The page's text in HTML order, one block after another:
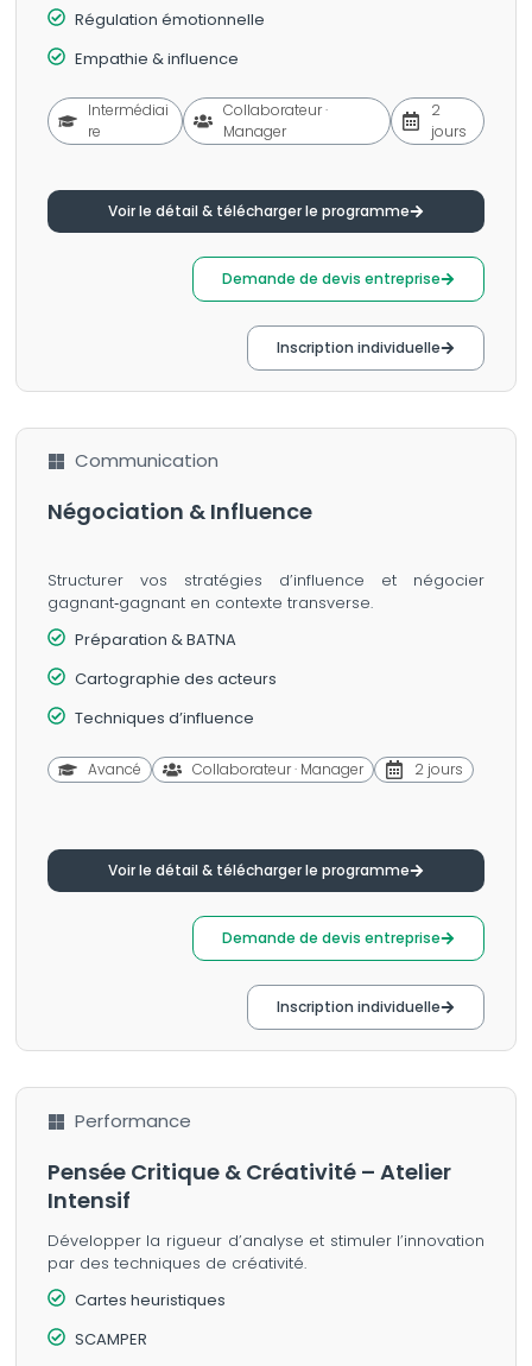
Régulation émotionnelle
Empathie & influence
Intermédiai
re
Collaborateur ·
Manager
2
jours
Voir le détail & télécharger le programme
Demande de devis entreprise
Inscription individuelle
Communication
Négociation & Influence
Structurer vos stratégies d’influence et négocier
gagnant‑gagnant en contexte transverse.
Préparation & BATNA
Cartographie des acteurs
Techniques d’influence
Avancé Collaborateur · Manager 2 jours
Voir le détail & télécharger le programme
Demande de devis entreprise
Inscription individuelle
Performance
Pensée Critique & Créativité – Atelier
Intensif
Développer la rigueur d’analyse et stimuler l’innovation
par des techniques de créativité.
Cartes heuristiques
SCAMPER